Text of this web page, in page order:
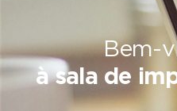
Bem-
à sala de